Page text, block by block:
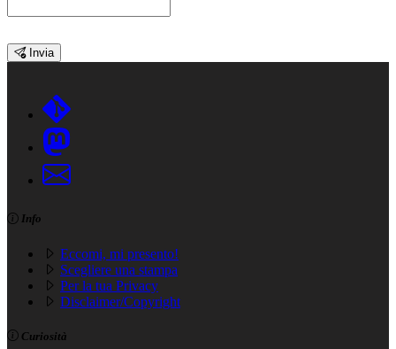
Invia
Info
Eccomi, mi presento!
Scegliere una stampa
Per la tua Privacy
Disclaimer/Copyright
Curiosità